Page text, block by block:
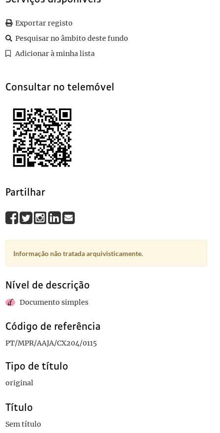
0117 Sem título 1920-01-07
Exportar registo
Pesquisar no âmbito deste fundo
Adicionar à minha lista
Consultar no telemóvel
Partilhar
Informação não tratada arquivisticamente.
Nível de descrição
Documento simples
Código de referência
PT/MPR/AAJA/CX204/0115
Tipo de título
original
Título
Sem título